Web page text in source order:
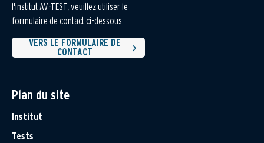
l'institut AV-TEST, veuillez utiliser le
formulaire de contact ci-dessous
VERS LE FORMULAIRE DE
CONTACT
Plan du site
Institut
Tests